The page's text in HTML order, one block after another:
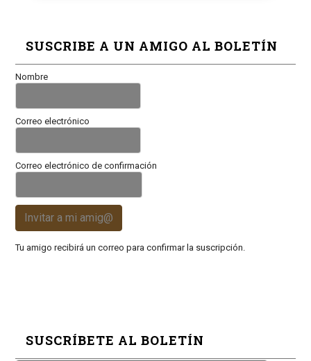
SUSCRIBE A UN AMIGO AL BOLETÍN
Nombre
Correo electrónico
Correo electrónico de confirmación
Invitar a mi amig@
Tu amigo recibirá un correo para confirmar la suscripción.
SUSCRÍBETE AL BOLETÍN